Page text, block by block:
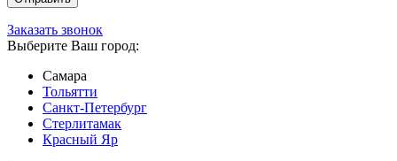
Заказать звонок
Выберите Ваш город:
Самара
Тольятти
Санкт-Петербург
Стерлитамак
Красный Яр